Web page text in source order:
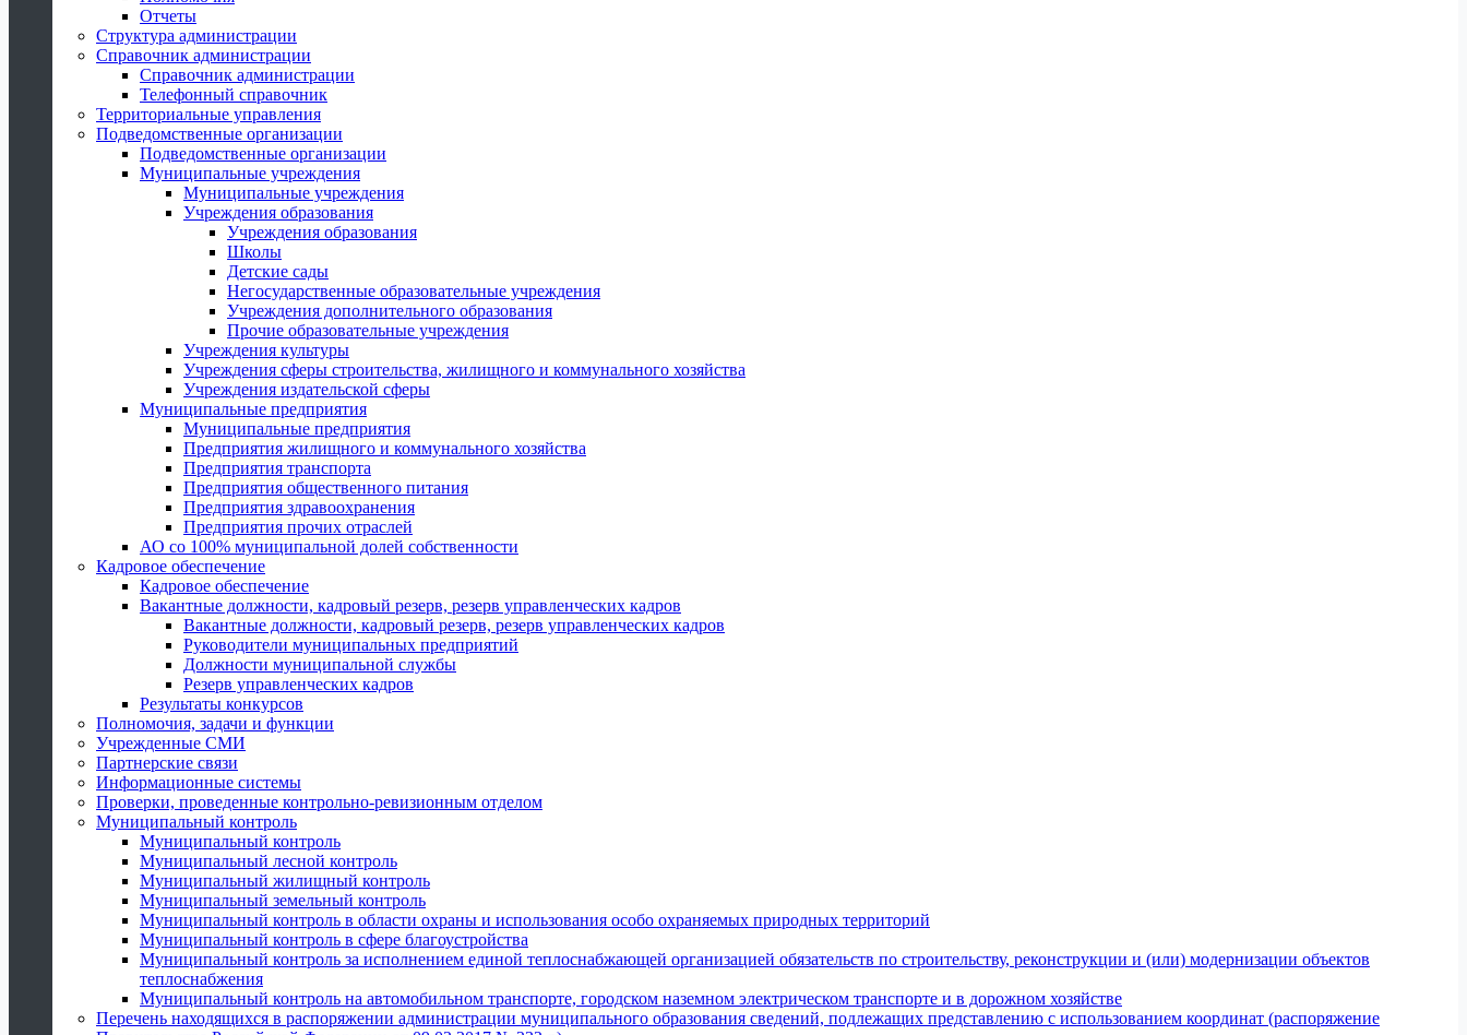
Отчеты
Структура администрации
Справочник администрации
Справочник администрации
Телефонный справочник
Территориальные управления
Подведомственные организации
Подведомственные организации
Муниципальные учреждения
Муниципальные учреждения
Учреждения образования
Учреждения образования
Школы
Детские сады
Негосударственные образовательные учреждения
Учреждения дополнительного образования
Прочие образовательные учреждения
Учреждения культуры
Учреждения сферы строительства, жилищного и коммунального хозяйства
Учреждения издательской сферы
Муниципальные предприятия
Муниципальные предприятия
Предприятия жилищного и коммунального хозяйства
Предприятия транспорта
Предприятия общественного питания
Предприятия здравоохранения
Предприятия прочих отраслей
АО со 100% муниципальной долей собственности
Кадровое обеспечение
Кадровое обеспечение
Вакантные должности, кадровый резерв, резерв управленческих кадров
Вакантные должности, кадровый резерв, резерв управленческих кадров
Руководители муниципальных предприятий
Должности муниципальной службы
Резерв управленческих кадров
Результаты конкурсов
Полномочия, задачи и функции
Учрежденные СМИ
Партнерские связи
Информационные системы
Проверки, проведенные контрольно-ревизионным отделом
Муниципальный контроль
Муниципальный контроль
Муниципальный лесной контроль
Муниципальный жилищный контроль
Муниципальный земельный контроль
Муниципальный контроль в области охраны и использования особо охраняемых природных территорий
Муниципальный контроль в сфере благоустройства
Муниципальный контроль за исполнением единой теплоснабжающей организацией обязательств по строительству, реконструкции и (или) модернизации объектов
теплоснабжения
Муниципальный контроль на автомобильном транспорте, городском наземном электрическом транспорте и в дорожном хозяйстве
Перечень находящихся в распоряжении администрации муниципального образования сведений, подлежащих представлению с использованием координат (распоряжение